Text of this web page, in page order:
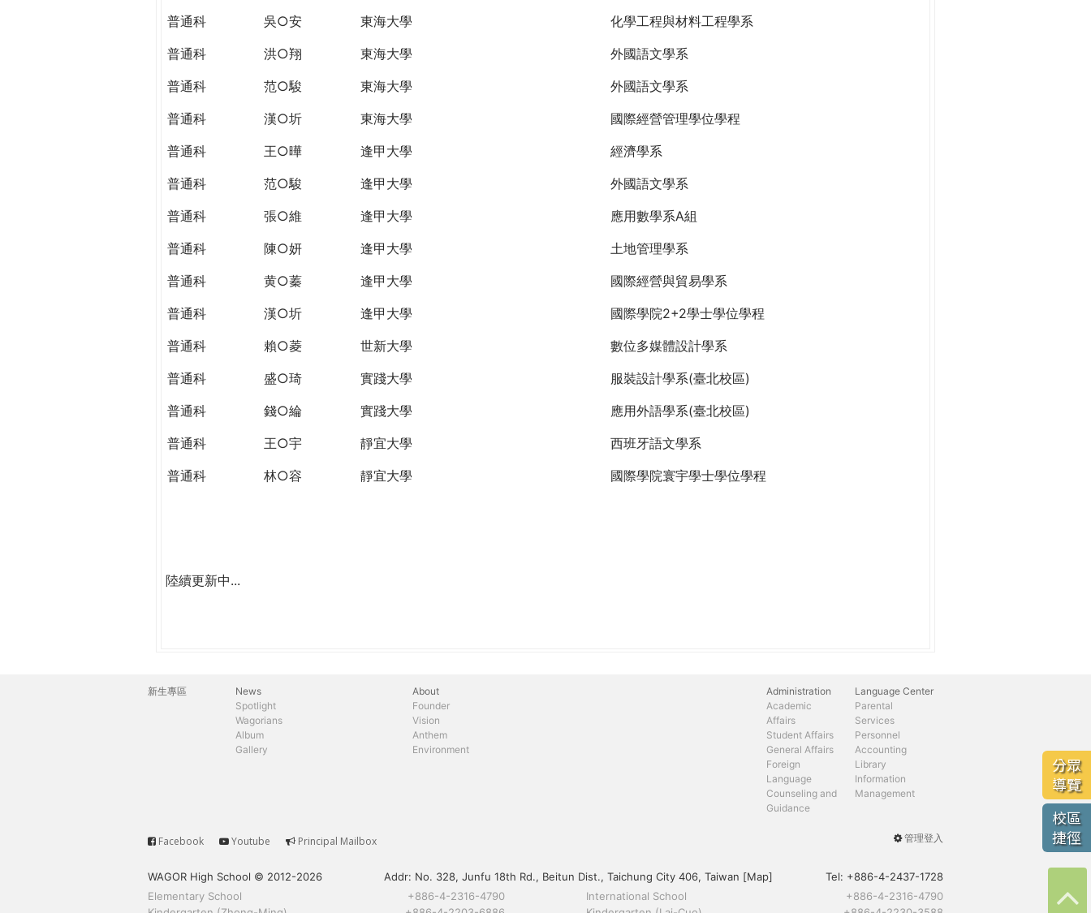
普通科
吳○安 東海大學
化學工程與材料工程學系
普通科
洪○翔 東海大學
外國語文學系
普通科
范○駿 東海大學
外國語文學系
普通科
漢○圻 東海大學
國際經營管理學位學程
普通科
王○曄 逢甲大學
經濟學系
普通科
范○駿 逢甲大學
外國語文學系
普通科
張○維 逢甲大學
應用數學系A組
普通科
陳○妍 逢甲大學
土地管理學系
普通科
黄○蓁 逢甲大學
國際經營與貿易學系
普通科
漢○圻 逢甲大學
國際學院2+2學士學位學程
普通科
賴○菱 世新大學
數位多媒體設計學系
普通科
盛○琦 實踐大學
服裝設計學系(臺北校區)
普通科
錢○綸 實踐大學
應用外語學系(臺北校區)
普通科
王○宇 靜宜大學
西班牙語文學系
普通科
林○容 靜宜大學 國際學院寰宇學士學位學程
陸續更新中...
分眾
導覽
校區
捷徑
主
新生專區
News
Spotlight
Wagorians
Album
Gallery
About
Founder
Vision
Anthem
Environment
Administration
Academic
Affairs
Student Affairs
General Affairs
Foreign
Language
Counseling and
Guidance
Parental
Services
Personnel
Accounting
Library
Information
Management
Language Center
User
menu
管理登入
Service
Facebook Youtube Principal Mailbox
WAGOR High School © 2012-2026 Addr: No. 328, Junfu 18th Rd., Beitun Dist., Taichung City 406, Taiwan [Map] Tel: +886-4-2437-1728
Elementary School
+886-4-2316-4790 International School
+886-4-2316-4790